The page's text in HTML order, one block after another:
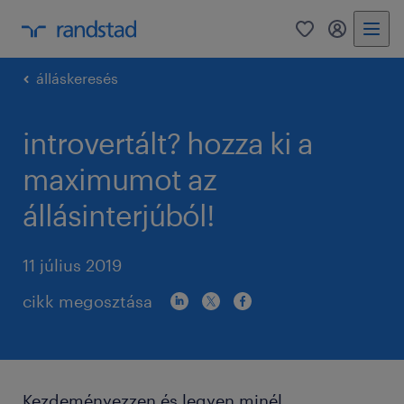
0
álláskeresés
introvertált? hozza ki a
maximumot az
állásinterjúból!
11 július 2019
cikk megosztása